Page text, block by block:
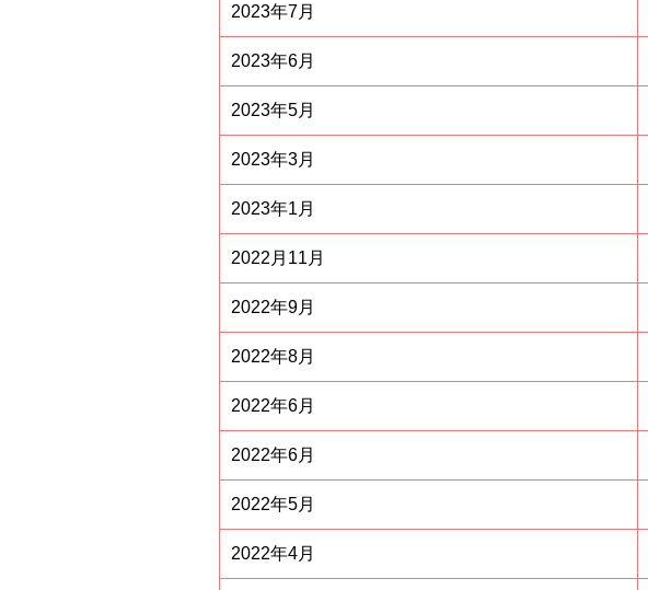
2023年7月
2023年6月
2023年5月
2023年3月
2023年1月
2022月11月
2022年9月
2022年8月
2022年6月
2022年6月
2022年5月
2022年4月